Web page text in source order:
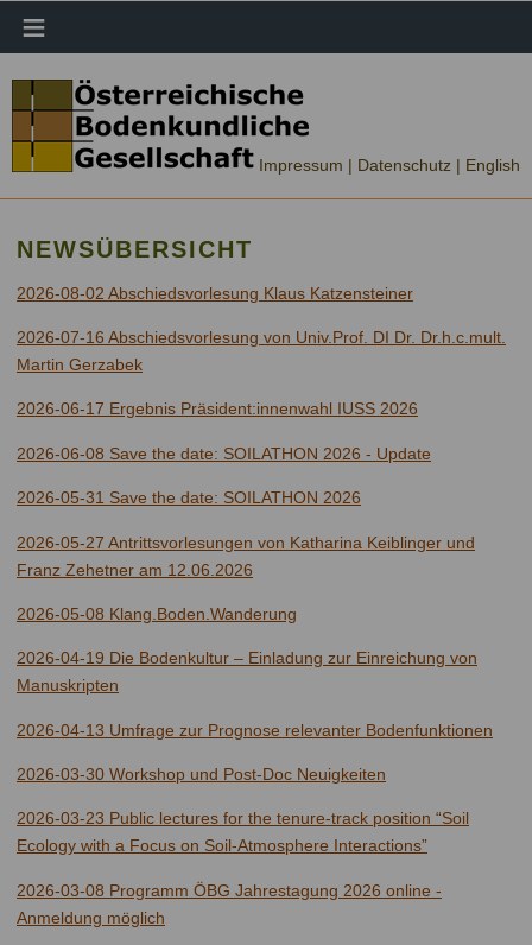
≡
Impressum | Datenschutz | English
NEWSÜBERSICHT
2026-08-02 Abschiedsvorlesung Klaus Katzensteiner
2026-07-16 Abschiedsvorlesung von Univ.Prof. DI Dr. Dr.h.c.mult.
Martin Gerzabek
2026-06-17 Ergebnis Präsident:innenwahl IUSS 2026
2026-06-08 Save the date: SOILATHON 2026 - Update
2026-05-31 Save the date: SOILATHON 2026
2026-05-27 Antrittsvorlesungen von Katharina Keiblinger und
Franz Zehetner am 12.06.2026
2026-05-08 Klang.Boden.Wanderung
2026-04-19 Die Bodenkultur – Einladung zur Einreichung von
Manuskripten
2026-04-13 Umfrage zur Prognose relevanter Bodenfunktionen
2026-03-30 Workshop und Post-Doc Neuigkeiten
2026-03-23 Public lectures for the tenure-track position “Soil
Ecology with a Focus on Soil-Atmosphere Interactions”
2026-03-08 Programm ÖBG Jahrestagung 2026 online -
Anmeldung möglich